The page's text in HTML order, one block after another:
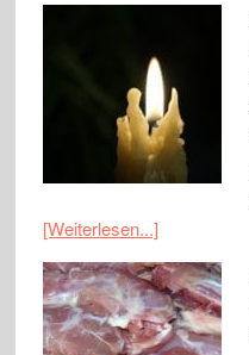
[Weiterlesen...]